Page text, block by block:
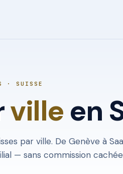
· SUISSE
ville en
par ville. De Genève à
— sans commission